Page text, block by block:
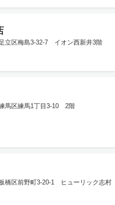
立区梅島3-32-7 イオン西新井3階
馬区練馬1丁目3-10 2階
橋区前野町3-20-1 ヒューリック志村